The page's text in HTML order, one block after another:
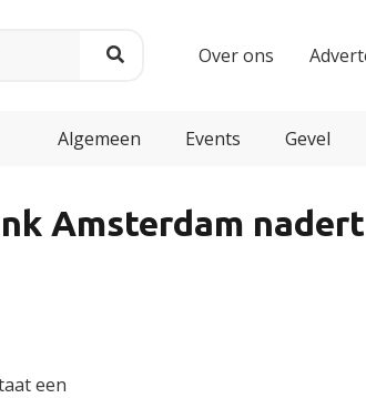
Over ons
Algemeen Events Gevel
Amsterdam
een